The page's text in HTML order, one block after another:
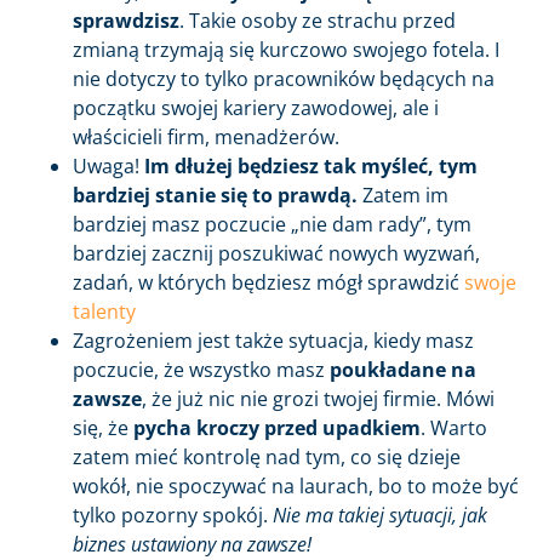
sprawdzisz. Takie osoby ze strachu przed
zmianą trzymają się kurczowo swojego fotela. I
nie dotyczy to tylko pracowników będących na
początku swojej kariery zawodowej, ale i
właścicieli firm, menadżerów.
Uwaga! Im dłużej będziesz tak myśleć, tym
bardziej stanie się to prawdą. Zatem im
bardziej masz poczucie „nie dam rady”, tym
bardziej zacznij poszukiwać nowych wyzwań,
zadań, w których będziesz mógł sprawdzić swoje
talenty
Zagrożeniem jest także sytuacja, kiedy masz
poczucie, że wszystko masz poukładane na
zawsze, że już nic nie grozi twojej firmie. Mówi
się, że pycha kroczy przed upadkiem. Warto
zatem mieć kontrolę nad tym, co się dzieje
wokół, nie spoczywać na laurach, bo to może być
tylko pozorny spokój. Nie ma takiej sytuacji, jak
biznes ustawiony na zawsze!